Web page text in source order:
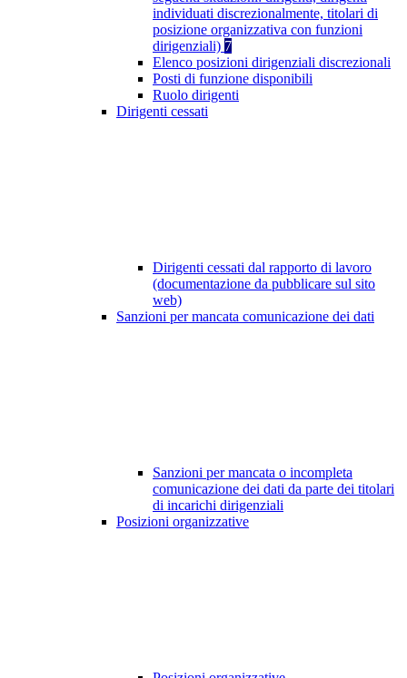
individuati discrezionalmente, titolari di
posizione organizzativa con funzioni
dirigenziali) 7
Elenco posizioni dirigenziali discrezionali
Posti di funzione disponibili
Ruolo dirigenti
Dirigenti cessati
Dirigenti cessati dal rapporto di lavoro
(documentazione da pubblicare sul sito
web)
Sanzioni per mancata comunicazione dei dati
Sanzioni per mancata o incompleta
comunicazione dei dati da parte dei titolari
di incarichi dirigenziali
Posizioni organizzative